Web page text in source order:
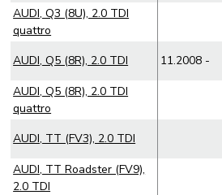
AUDI, Q3 (8U), 2.0 TDI
quattro
AUDI, Q5 (8R), 2.0 TDI
11.2008 -
AUDI, Q5 (8R), 2.0 TDI
quattro
AUDI, TT (FV3), 2.0 TDI
AUDI, TT Roadster (FV9),
2.0 TDI